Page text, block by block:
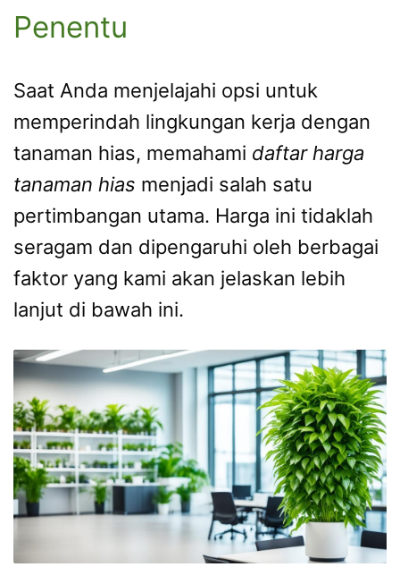
Penentu
Saat Anda menjelajahi opsi untuk
memperindah lingkungan kerja dengan
tanaman hias, memahami daftar harga
tanaman hias menjadi salah satu
pertimbangan utama. Harga ini tidaklah
seragam dan dipengaruhi oleh berbagai
faktor yang kami akan jelaskan lebih
lanjut di bawah ini.